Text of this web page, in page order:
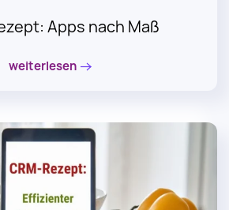
Apps nach Maß
weiterlesen